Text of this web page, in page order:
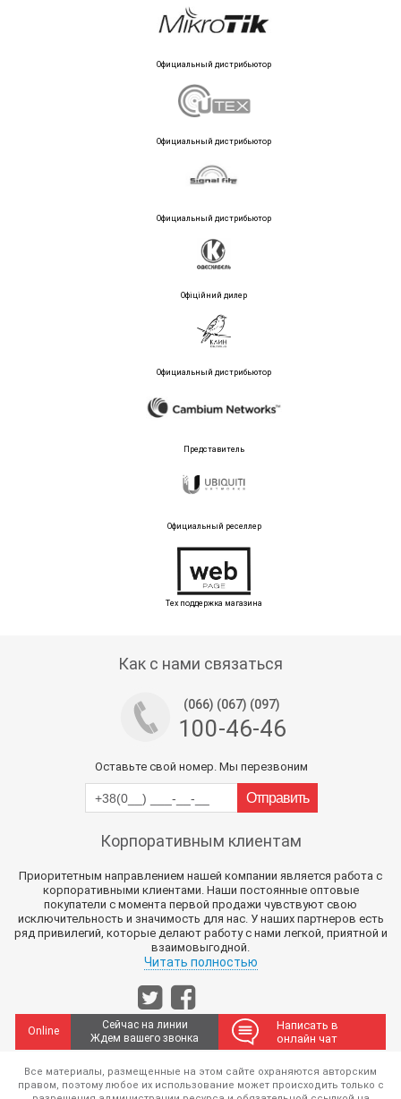
Официальный дистрибьютор
Официальный дистрибьютор
Официальный дистрибьютор
Офіційний дилер
Официальный дистрибьютор
Представитель
Официальный реселлер
Тех поддержка магазина
Как с нами связаться
(066) (067) (097)
100-46-46
Оставьте свой номер. Мы перезвоним
Корпоративным клиентам
Приоритетным направлением нашей компании является работа с
корпоративными клиентами. Наши постоянные оптовые
покупатели с момента первой продажи чувствуют свою
исключительность и значимость для нас. У наших партнеров есть
ряд привилегий, которые делают работу с нами легкой, приятной и
взаимовыгодной.
Читать полностью
Online
Сейчас на линии
Ждем вашего звонка
Написать в
онлайн чат
Все материалы, размещенные на этом сайте охраняются авторским
правом, поэтому любое их использование может происходить только с